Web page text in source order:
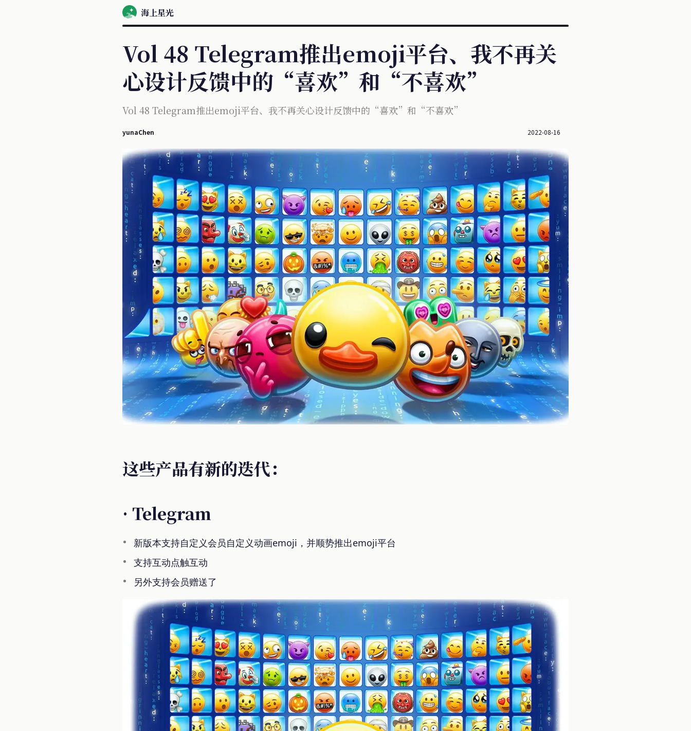
海上星光
Vol 48 Telegram推出emoji平台、我不再关
心设计反馈中的“喜欢”和“不喜欢”
Vol 48 Telegram推出emoji平台、我不再关心设计反馈中的“喜欢”和“不喜欢”
yunaChen 2022-08-16
这些产品有新的迭代：
· Telegram
新版本支持自定义会员自定义动画emoji，并顺势推出emoji平台
支持互动点触互动
另外支持会员赠送了